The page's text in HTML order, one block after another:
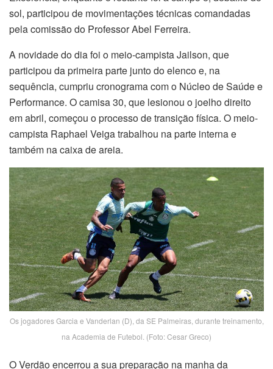
sol, participou de movimentações técnicas comandadas
pela comissão do Professor Abel Ferreira.
A novidade do dia foi o meio-campista Jailson, que
participou da primeira parte junto do elenco e, na
sequência, cumpriu cronograma com o Núcleo de Saúde e
Performance. O camisa 30, que lesionou o joelho direito
em abril, começou o processo de transição física. O meio-
campista Raphael Veiga trabalhou na parte interna e
também na caixa de areia.
Os jogadores Garcia e Vanderlan (D), da SE Palmeiras, durante treinamento,
na Academia de Futebol. (Foto: Cesar Greco)
O Verdão encerrou a sua preparação na manha da